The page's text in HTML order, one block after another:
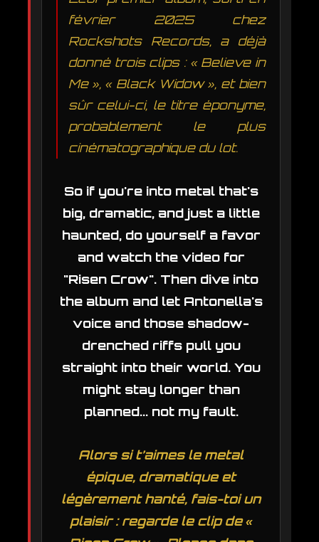
février 2025 chez
Rockshots Records, a déjà
donné trois clips : « Believe in
Me », « Black Widow », et bien
sûr celui-ci, le titre éponyme,
probablement le plus
cinématographique du lot.
So if you're into metal that's
big, dramatic, and just a little
haunted, do yourself a favor
and watch the video for
"Risen Crow". Then dive into
the album and let Antonella's
voice and those shadow-
drenched riffs pull you
straight into their world. You
might stay longer than
planned... not my fault.
Alors si t’aimes le metal
épique, dramatique et
légèrement hanté, fais-toi un
plaisir : regarde le clip de «